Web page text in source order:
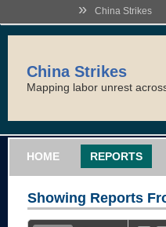
» China Strikes
China Strikes
Mapping labor unrest
HOME REPORTS
Showing Reports